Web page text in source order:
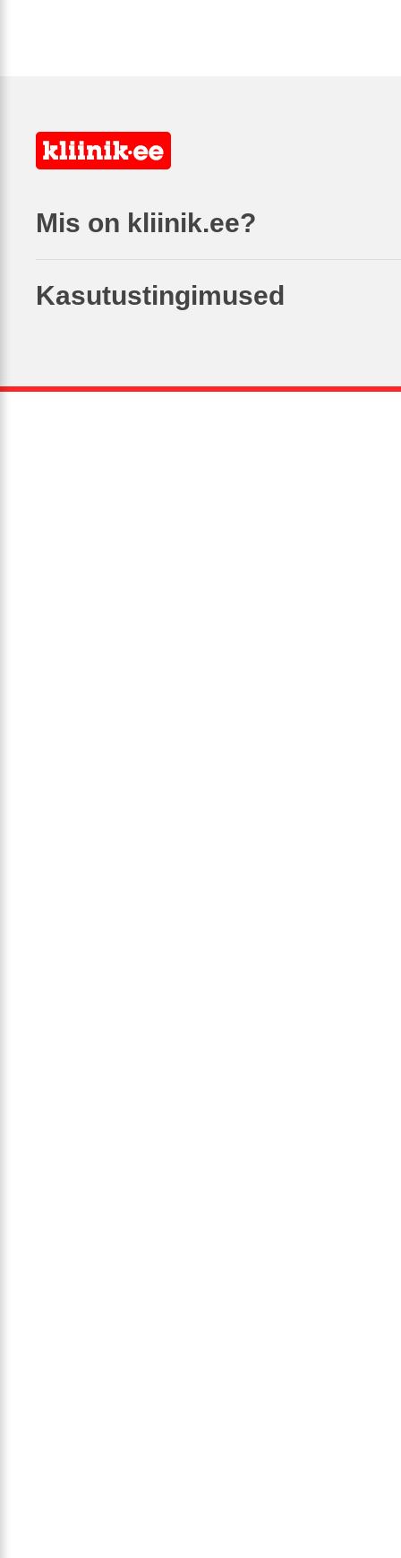
Mis on kliinik.ee?
Kasutustingimused